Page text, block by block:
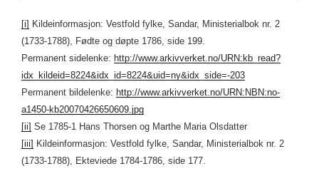
[i] Kildeinformasjon: Vestfold fylke, Sandar, Ministerialbok nr. 2
(1733-1788), Fødte og døpte 1786, side 199.
Permanent sidelenke: http://www.arkivverket.no/URN:kb_read?
idx_kildeid=8224&idx_id=8224&uid=ny&idx_side=-203
Permanent bildelenke: http://www.arkivverket.no/URN:NBN:no-
a1450-kb20070426650609.jpg
[ii] Se 1785-1 Hans Thorsen og Marthe Maria Olsdatter
[iii] Kildeinformasjon: Vestfold fylke, Sandar, Ministerialbok nr. 2
(1733-1788), Ekteviede 1784-1786, side 177.